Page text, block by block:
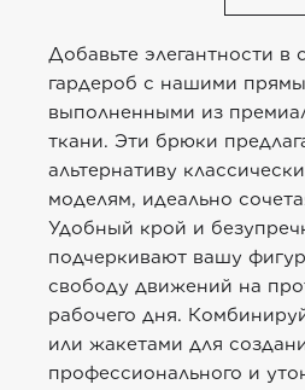
Добавьте элегантности в
гардероб с нашими
выполненными из
ткани. Эти брюки
альтернативу
моделям, идеально
Удобный крой и
подчеркивают вашу
свободу движений на
рабочего дня.
или жакетами для
профессионального и